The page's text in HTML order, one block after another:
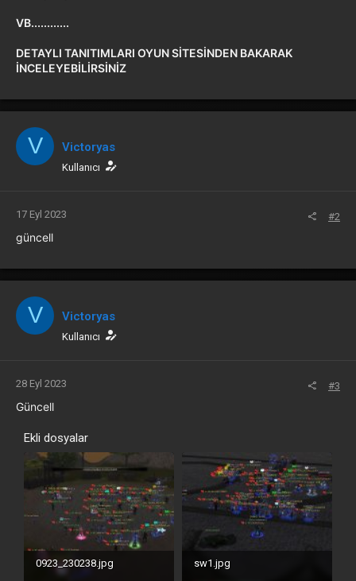
VB............
DETAYLI TANITIMLARI OYUN SİTESİNDEN BAKARAK
İNCELEYEBİLİRSİNİZ
V Victoryas
Kullanıcı
17 Eyl 2023 #2
güncell
V Victoryas
Kullanıcı
28 Eyl 2023 #3
Güncell
Ekli dosyalar
0923_230238.jpg sw1.jpg